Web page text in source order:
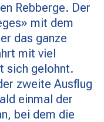
Rebberge. Der
mit dem
das ganze
mit viel
sich gelohnt.
zweite Ausflug
einmal der
bei dem die